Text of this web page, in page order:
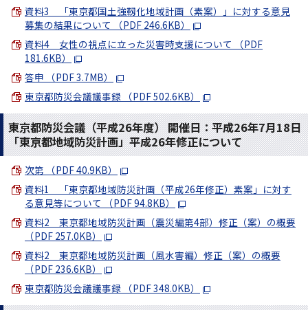
資料3 「東京都国土強靱化地域計画（素案）」に対する意見
募集の結果について （PDF 246.6KB）
資料4 女性の視点に立った災害時支援について （PDF
181.6KB）
答申 （PDF 3.7MB）
東京都防災会議議事録 （PDF 502.6KB）
東京都防災会議（平成26年度） 開催日：平成26年7月18日
「東京都地域防災計画」平成26年修正について
次第 （PDF 40.9KB）
資料1 「東京都地域防災計画（平成26年修正）素案」に対す
る意見等について （PDF 94.8KB）
資料2 東京都地域防災計画（震災編第4部）修正（案）の概要
（PDF 257.0KB）
資料2 東京都地域防災計画（風水害編）修正（案）の概要
（PDF 236.6KB）
東京都防災会議議事録 （PDF 348.0KB）